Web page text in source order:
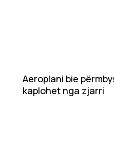
Aeroplani bie
kaplohet nga zjarri